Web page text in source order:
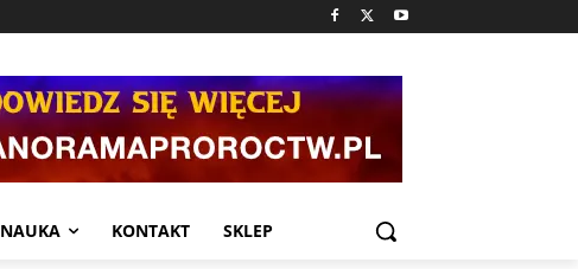
NAUKA KONTAKT SKLEP